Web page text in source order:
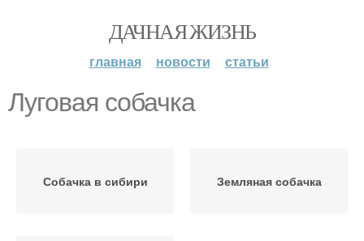
ДАЧНАЯ ЖИЗНЬ
главная новости статьи
Луговая собачка
Собачка в сибири Земляная собачка